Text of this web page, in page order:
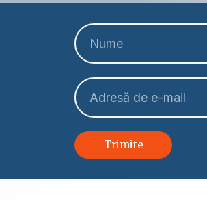
Trimite